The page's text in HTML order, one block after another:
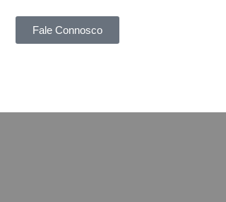
Fale Connosco